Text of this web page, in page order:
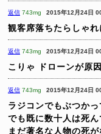
返信 743mg 2015年12月24日
観客席落ちたらしゃ
返信 743mg 2015年12月24日
こりゃ ドローンが原
返信 743mg 2015年12月24日
ラジコンでもぶつかっ
でも既に数十人は死ん
まだ著名な人物の死が